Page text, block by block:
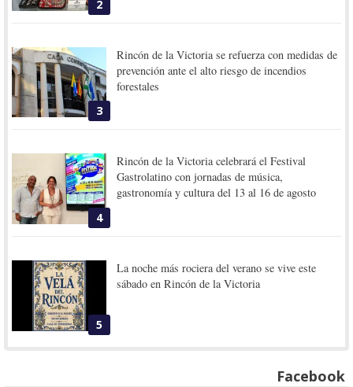
2
3
Rincón de la Victoria se refuerza con medidas de
prevención ante el alto riesgo de incendios
forestales
4
Rincón de la Victoria celebrará el Festival
Gastrolatino con jornadas de música,
gastronomía y cultura del 13 al 16 de agosto
5
La noche más rociera del verano se vive este
sábado en Rincón de la Victoria
Facebook